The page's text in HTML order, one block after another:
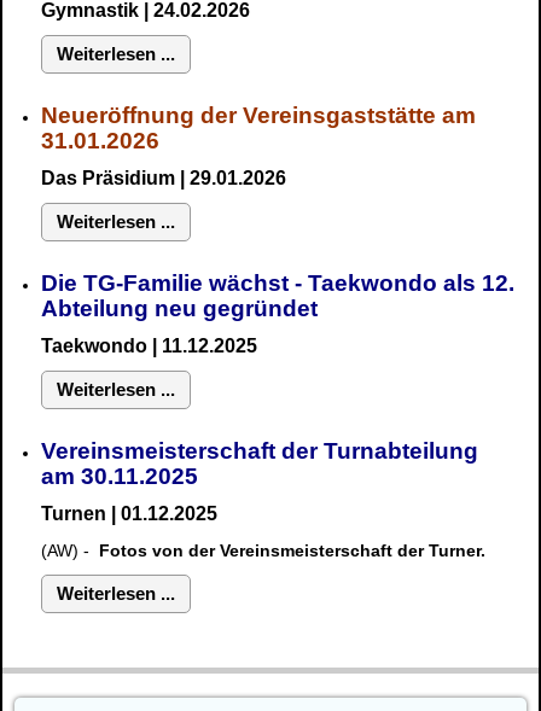
Gymnastik | 24.02.2026
Weiterlesen ...
Neueröffnung der Vereinsgaststätte am
31.01.2026
Das Präsidium | 29.01.2026
Weiterlesen ...
Die TG-Familie wächst - Taekwondo als 12.
Abteilung neu gegründet
Taekwondo | 11.12.2025
Weiterlesen ...
Vereinsmeisterschaft der Turnabteilung
am 30.11.2025
Turnen | 01.12.2025
(AW) - Fotos von der Vereinsmeisterschaft der Turner.
Weiterlesen ...